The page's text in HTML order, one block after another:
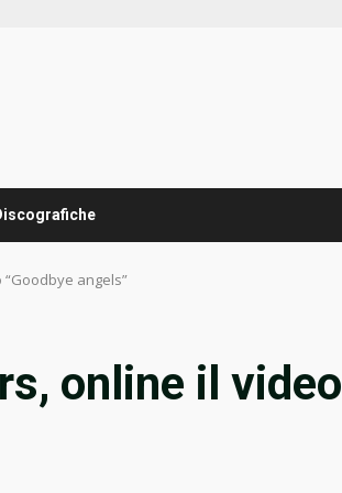
angels”
online il video